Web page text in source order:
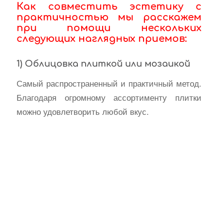
Как совместить эстетику с
практичностью мы расскажем
при помощи нескольких
следующих наглядных приемов:
1) Облицовка плиткой или мозаикой
Самый распространенный и практичный метод.
Благодаря огромному ассортименту плитки
можно удовлетворить любой вкус.